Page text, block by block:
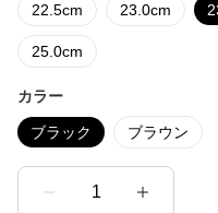
22.5cm 23.0cm
25.0cm
カラー
ブラック ブラウン
1